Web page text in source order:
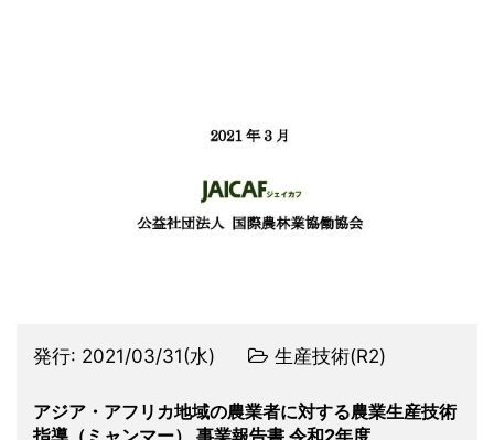
発行: 2021/03/31(水) 生産技術(R2)
アジア・アフリカ地域の農業者に対する農業生産技術